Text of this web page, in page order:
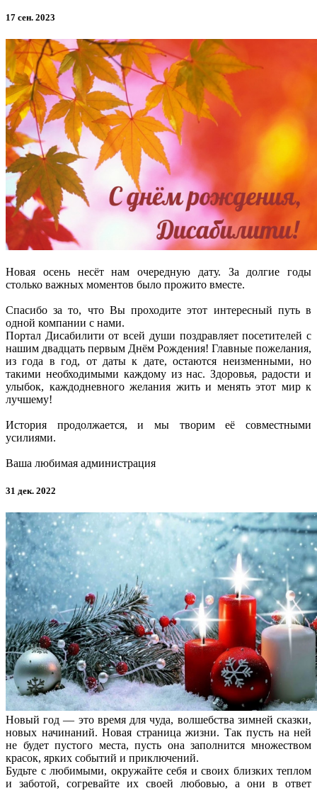
17 сен. 2023
Новая осень несёт нам очередную дату. За долгие годы
столько важных моментов было прожито вместе.
Спасибо за то, что Вы проходите этот интересный путь в
одной компании с нами.
Портал Дисабилити от всей души поздравляет посетителей с
нашим двадцать первым Днём Рождения! Главные пожелания,
из года в год, от даты к дате, остаются неизменными, но
такими необходимыми каждому из нас. Здоровья, радости и
улыбок, каждодневного желания жить и менять этот мир к
лучшему!
История продолжается, и мы творим её совместными
усилиями.
Ваша любимая администрация
31 дек. 2022
Новый год — это время для чуда, волшебства зимней сказки,
новых начинаний. Новая страница жизни. Так пусть на ней
не будет пустого места, пусть она заполнится множеством
красок, ярких событий и приключений.
Будьте с любимыми, окружайте себя и своих близких теплом
и заботой, согревайте их своей любовью, а они в ответ